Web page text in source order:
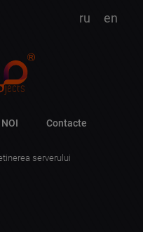
ru en
NOI Contacte
serverului